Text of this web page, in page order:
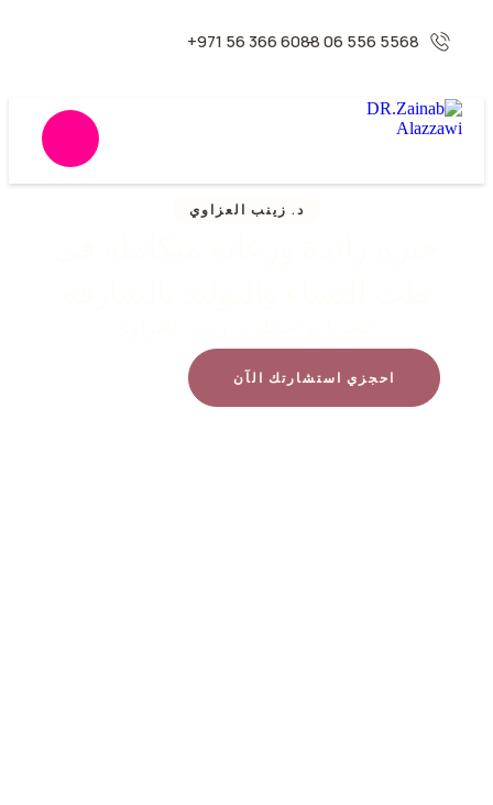
5568 556 06 -
6088 366 56 971+
د. زينب العزاوي
احجزي استشارتك الآن